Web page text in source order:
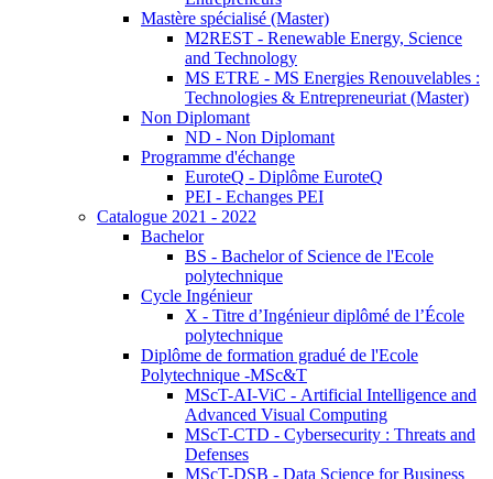
Mastère spécialisé (Master)
M2REST - Renewable Energy, Science
and Technology
MS ETRE - MS Energies Renouvelables :
Technologies & Entrepreneuriat (Master)
Non Diplomant
ND - Non Diplomant
Programme d'échange
EuroteQ - Diplôme EuroteQ
PEI - Echanges PEI
Catalogue 2021 - 2022
Bachelor
BS - Bachelor of Science de l'Ecole
polytechnique
Cycle Ingénieur
X - Titre d’Ingénieur diplômé de l’École
polytechnique
Diplôme de formation gradué de l'Ecole
Polytechnique -MSc&T
MScT-AI-ViC - Artificial Intelligence and
Advanced Visual Computing
MScT-CTD - Cybersecurity : Threats and
Defenses
MScT-DSB - Data Science for Business